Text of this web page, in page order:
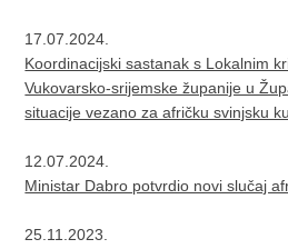
17.07.2024.
Koordinacijski sastanak s Lokalnim
Vukovarsko-srijemske županije u
situacije vezano za afričku svinjsku
12.07.2024.
Ministar Dabro potvrdio novi slučaj
25.11.2023.